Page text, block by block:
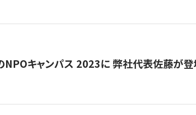
NPOキャンパス 2023に 弊社代表佐藤が